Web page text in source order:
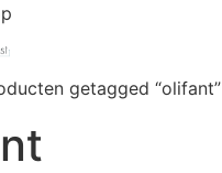
getagged “olifant”